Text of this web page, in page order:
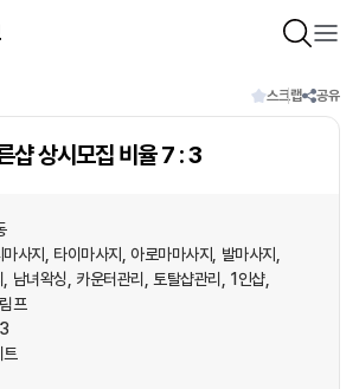
스크랩 공유
샵 상시모집 비율 7 : 3
사지 타이마사지 아로마마사지
발마사지
남녀왁싱 카운터관리 토탈샵관리
1인샵
림프
트